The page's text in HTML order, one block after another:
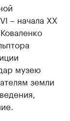
– начала XX
музею
земли